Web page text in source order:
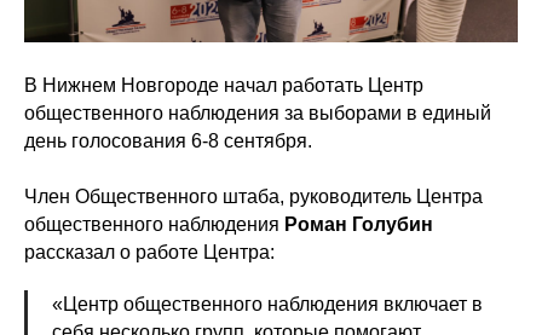
В Нижнем Новгороде начал работать Центр
общественного наблюдения за выборами в единый
день голосования 6-8 сентября.
Член Общественного штаба, руководитель Центра
общественного наблюдения Роман Голубин
рассказал о работе Центра:
«Центр общественного наблюдения включает в